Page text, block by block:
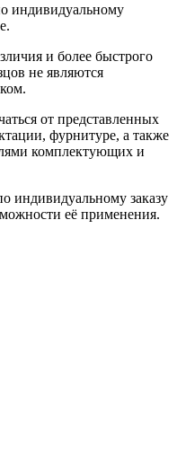
индивидуальному
и более быстрого
не являются
от представленных
фурнитуре, а также
комплектующих и
индивидуальному заказу
её применения.